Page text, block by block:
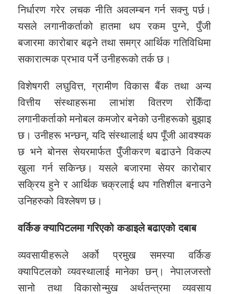
निर्धारण गरेर लचक नीति अवलम्बन गर्न सक्नु पर्छ।
यसले लगानीकर्ताको हातमा थप रकम पुग्ने, पुँजी
बजारमा कारोबार बढ्ने तथा समग्र आर्थिक गतिविधिमा
सकारात्मक प्रभाव पर्ने उनीहरूको तर्क छ।
विशेषगरी लघुवित्त, ग्रामीण विकास बैंक तथा अन्य
वित्तीय संस्थाहरूमा लाभांश वितरण रोकिँदा
लगानीकर्ताको मनोबल कमजोर बनेको उनीहरूको बुझाइ
छ। उनीहरू भन्छन्, यदि संस्थालाई थप पूँजी आवश्यक
छ भने बोनस सेयरमार्फत पुँजीकरण बढाउने विकल्प
खुला गर्न सकिन्छ। यसले बजारमा सेयर कारोबार
सक्रिय हुने र आर्थिक चक्रलाई थप गतिशील बनाउने
उनिहरुको विश्लेषण छ।
वर्किङ क्यापिटलमा गरिएकोकडाइले बढाएको दबाब
व्यवसायीहरूले अर्को प्रमुख समस्या वर्किङ
क्यापिटलको व्यवस्थालाई मानेका छन्। नेपालजस्तो
सानो तथा विकासोन्मुख अर्थतन्त्रमा व्यवसाय